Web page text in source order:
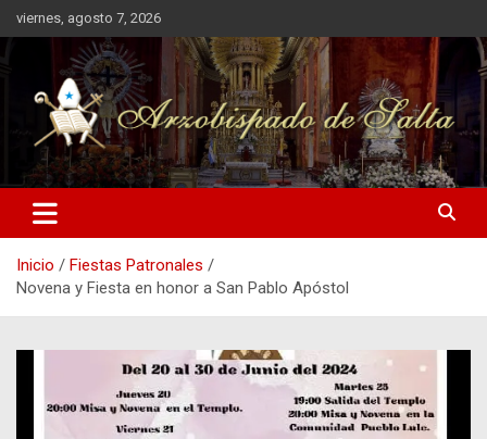
Saltar
al
contenido
viernes, agosto 7, 2026
Arzobispado de Salta
Arzobispado de Salta
Inicio
Fiestas Patronales
Novena y Fiesta en honor a San Pablo Apóstol